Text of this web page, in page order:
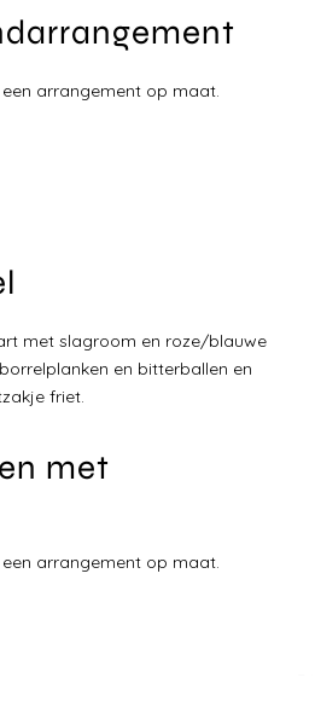
arrangement op maat.
met slagroom en roze/blauwe
en bitterballen en
friet.
met
arrangement op maat.